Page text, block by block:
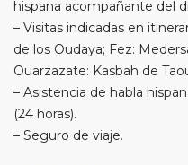
hispana acompañante del
– Visitas indicadas en
de los Oudaya; Fez:
Ouarzazate: Kasbah de
– Asistencia de habla
(24 horas).
– Seguro de viaje.